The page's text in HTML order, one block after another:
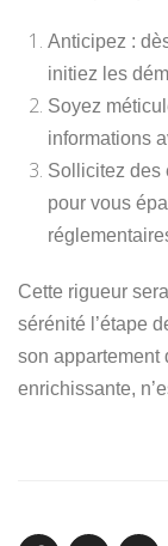
Anticipez :
initiez les
Soyez
informations
Sollicitez des
pour vous
Cette rigueur
sérénité l’étape
son appartement
enrichissante,